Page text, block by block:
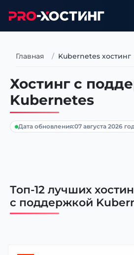
Главная Kubernetes хостинг
Хостинг с
Kubernetes
Дата обновления:07 августа 2026
Топ-12 лучших
с поддержкой